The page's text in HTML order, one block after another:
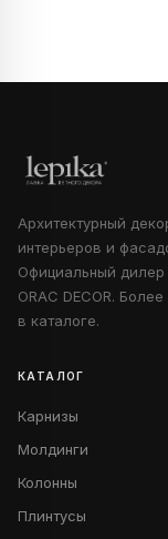
Архитектурный
интерьеров и
Официальный
ORAC DECOR.
в каталоге.
КАТАЛОГ
Карнизы
Молдинги
Колонны
Плинтусы